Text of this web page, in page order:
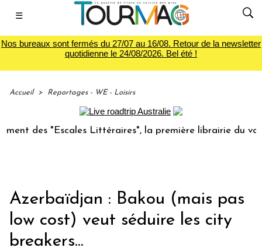
☰
Nos bureaux sont fermés du 27/07 au 16/08. Retour de la newsletter
quotidienne le 24/08/2026. Bel été !
Accueil > Reportages - WE - Loisirs
Littéraires", la première librairie du voyage Le
Azerbaïdjan : Bakou (mais pas
low cost) veut séduire les city
breakers...